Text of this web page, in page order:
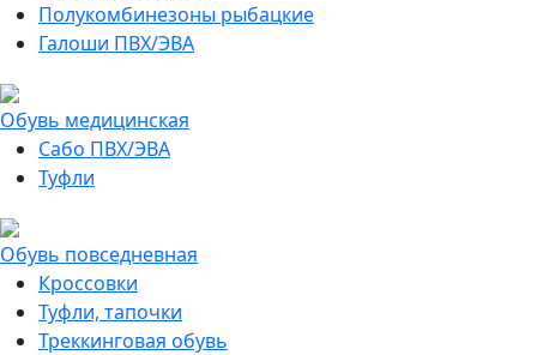
Полукомбинезоны рыбацкие
Галоши ПВХ/ЭВА
Обувь медицинская
Сабо ПВХ/ЭВА
Туфли
Обувь повседневная
Кроссовки
Туфли, тапочки
Треккинговая обувь